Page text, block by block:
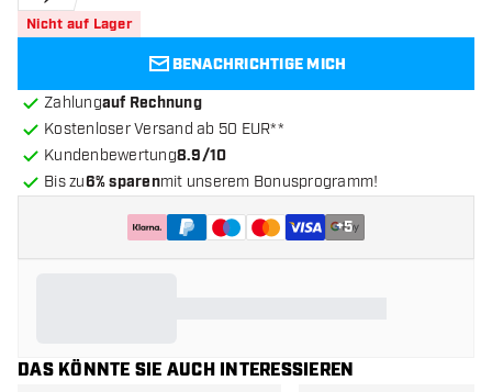
Nicht auf Lager
BENACHRICHTIGE MICH
Zahlungauf Rechnung
Kostenloser Versand ab 50 EUR**
Kundenbewertung8.9/10
Bis zu6% sparenmit unserem Bonusprogramm!
+5
DAS KÖNNTE SIE AUCH INTERESSIEREN